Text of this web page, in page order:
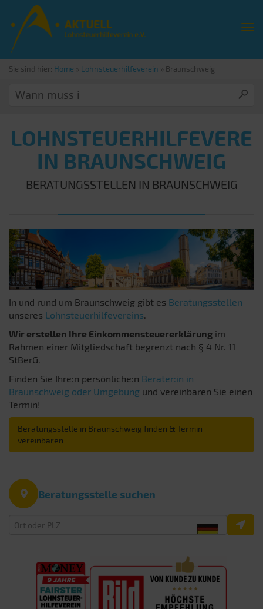
Sie sind hier: Home » Lohnsteuerhilfeverein » Braunschweig
LOHNSTEUERHILFEVERE
IN BRAUNSCHWEIG
BERATUNGSSTELLEN IN BRAUNSCHWEIG
In und rund um Braunschweig gibt es Beratungsstellen
unseres Lohnsteuerhilfevereins.
Wir erstellen Ihre Einkommensteuererklärung im
Rahmen einer Mitgliedschaft begrenzt nach § 4 Nr. 11
StBerG.
Finden Sie Ihre:n persönliche:n Berater:in in
Braunschweig oder Umgebung und vereinbaren Sie einen
Termin!
Beratungsstelle in Braunschweig finden & Termin
vereinbaren
Beratungsstelle suchen